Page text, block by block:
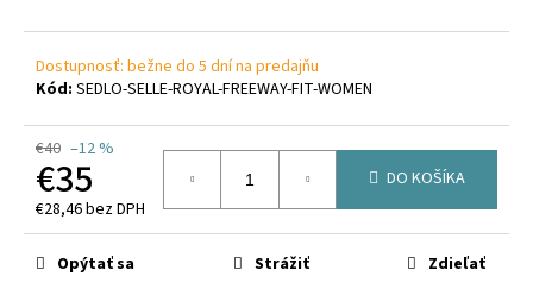
Dostupnosť: bežne do 5 dní na predajňu
Kód: SEDLO-SELLE-ROYAL-FREEWAY-FIT-WOMEN
€40 –12 %
€35
€28,46 bez DPH
Jednotková
cena:
DO KOŠÍKA
Opýtať sa Strážiť Zdieľať
HĽADAŤ
O
d
p
o